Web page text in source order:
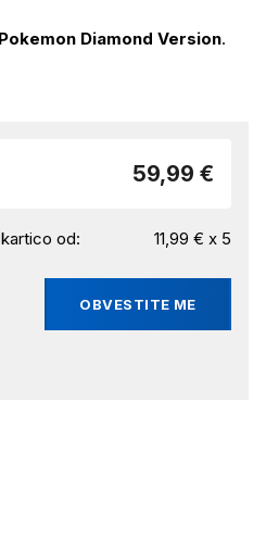
Pokemon Diamond Version.
59,99 €
od: 11,99 € x 5
OBVESTITE ME